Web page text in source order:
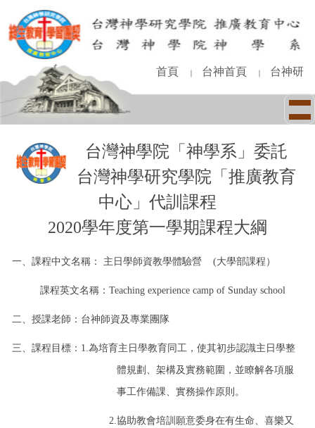
到
主
容
區
首頁 ｜ 台神首頁 ｜ 台神研
台灣神學院「神學系」委託
台灣神學研究學院「推廣教育
中心」代訓課程
2020學年度第一學期課程大綱
一、課程中文名稱： 主日學師資教學體驗營 (大學部課程）
課程英文名稱：Teaching experience camp of Sunday school
二、授課老師：台神師資及專業團隊
三、課程目標：1.為培育主日學教育同工，使其初步認識主日學整
體規劃、架構及實務範圍，並瞭解各項服
事工作備課、實務操作原則。
2.協助教會培訓願意委身在有生命、喜樂又